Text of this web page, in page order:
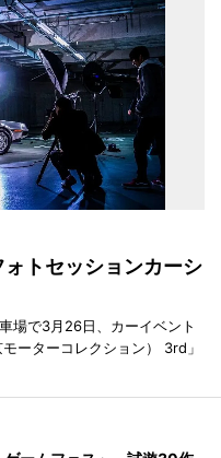
トセッションカーシ
場で3月26日、カーイベント
ーターコレクション） 3rd」